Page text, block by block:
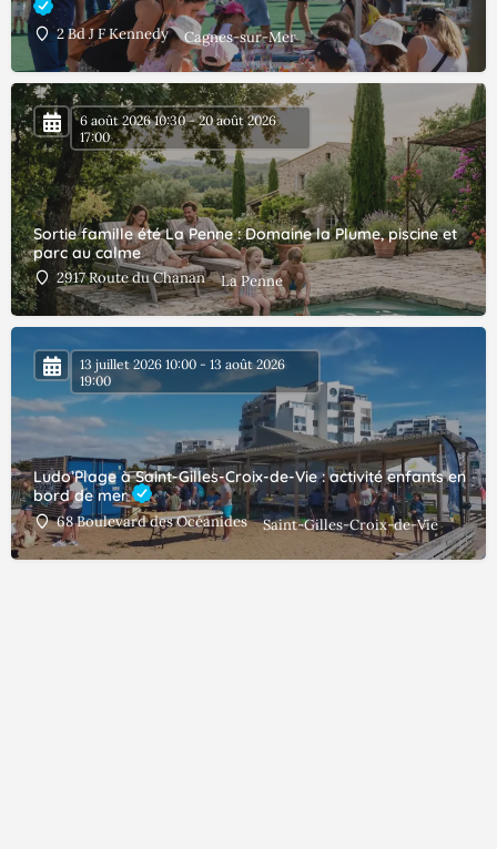
2 Bd J F Kennedy Cagnes-sur-Mer
Sortie famille été La Penne : Domaine la Plume, piscine et
parc au calme
2917 Route du Chanan La Penne
6 août 2026 10:30 - 20 août 2026
17:00
Ludo’Plage à Saint-Gilles-Croix-de-Vie : activité enfants en
bord de mer
68 Boulevard des Océanides Saint-Gilles-Croix-de-Vie
13 juillet 2026 10:00 - 13 août 2026
19:00